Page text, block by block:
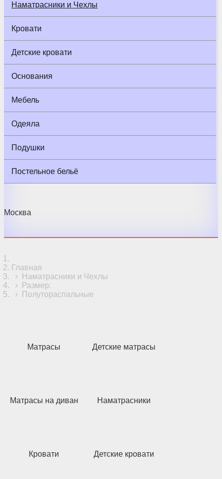
Наматрасники и Чехлы
Кровати
Детские кровати
Основания
Мебель
Одеяла
Подушки
Постельное бельё
Москва
Главная
Наматрасники и Чехлы
Размер:
Полутораспальные
Матрасы Детские матрасы
Матрасы на диван Наматрасники
Кровати Детские кровати